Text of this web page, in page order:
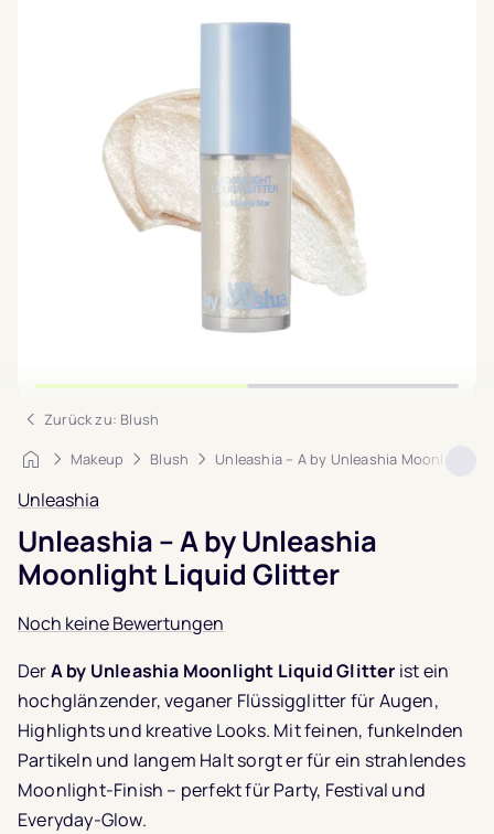
Zurück zu: Blush
Startseite
Makeup Blush Unleashia – A by Unleashia Moonlight
Unleashia
Unleashia – A by Unleashia
Moonlight Liquid Glitter
Noch keine Bewertungen
DerA by Unleashia Moonlight Liquid Glitter ist ein
hochglänzender, veganer Flüssigglitter für Augen,
Highlights und kreative Looks. Mit feinen, funkelnden
Partikeln und langem Halt sorgt er für ein strahlendes
Moonlight-Finish – perfekt für Party, Festival und
Everyday-Glow.